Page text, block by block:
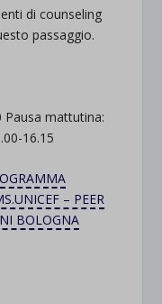
di counseling
passaggio.
Pausa mattutina:
16.15
– PEER
BOLOGNA